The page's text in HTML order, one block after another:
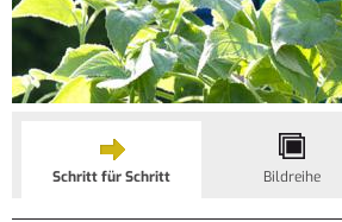
Schritt für Schritt Bildreihe